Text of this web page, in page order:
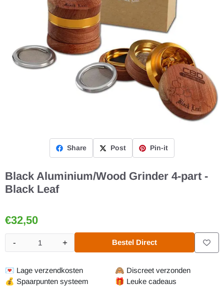
Share Post Pin-it
Black Aluminium/Wood Grinder 4-part -
Black Leaf
€32,50
+
- Bestel Direct
💌 Lage verzendkosten 🙈 Discreet verzonden
💰 Spaarpunten systeem 🎁 Leuke cadeaus